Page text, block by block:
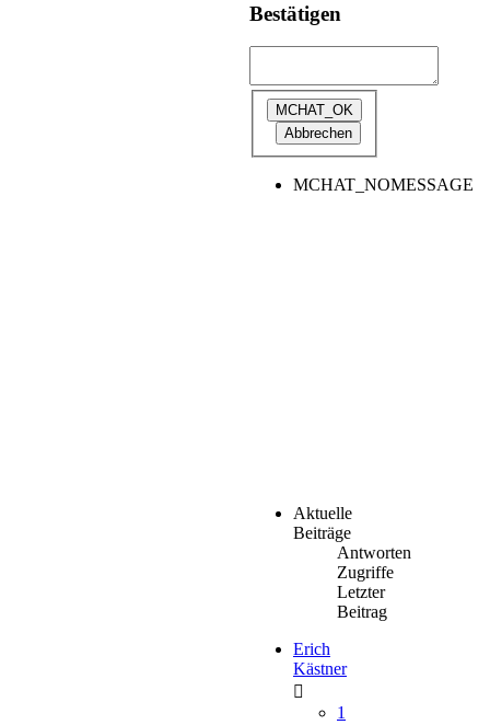
Bestätigen
MCHAT_NOMESSAGE
Aktuelle
Beiträge
Antworten
Zugriffe
Letzter
Beitrag
Erich
Kästner
1